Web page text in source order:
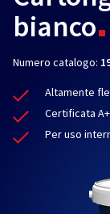
bianco
Numero catalogo:
Altamente
Certificata
Per uso